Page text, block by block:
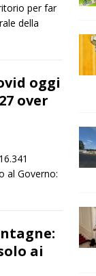
per far
della
oggi
over
al Governo:
ai